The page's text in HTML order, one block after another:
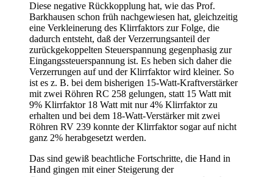
Diese negative Rückkopplung hat, wie das Prof.
Barkhausen schon früh nachgewiesen hat, gleichzeitig
eine Verkleinerung des Klirrfaktors zur Folge, die
dadurch entsteht, daß der Verzerrungsanteil der
zurückgekoppelten Steuerspannung gegenphasig zur
Eingangssteuerspannung ist. Es heben sich daher die
Verzerrungen auf und der Klirrfaktor wird kleiner. So
ist es z. B. bei dem bisherigen 15-Watt-Kraftverstärker
mit zwei Röhren RC 258 gelungen, statt 15 Watt mit
9% Klirrfaktor 18 Watt mit nur 4% Klirrfaktor zu
erhalten und bei dem 18-Watt-Verstärker mit zwei
Röhren RV 239 konnte der Klirrfaktor sogar auf nicht
ganz 2% herabgesetzt werden.
Das sind gewiß beachtliche Fortschritte, die Hand in
Hand gingen mit einer Steigerung der